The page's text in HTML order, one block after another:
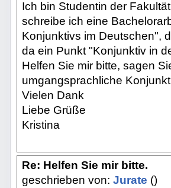
Ich bin Studentin der
schreibe ich eine
Konjunktivs im Deutschen",
da ein Punkt "Konjunktiv in
Helfen Sie mir bitte, sagen
umgangsprachliche
Vielen Dank
Liebe Grüße
Kristina
Re: Helfen Sie mir bitte.
geschrieben von: Jurate ()